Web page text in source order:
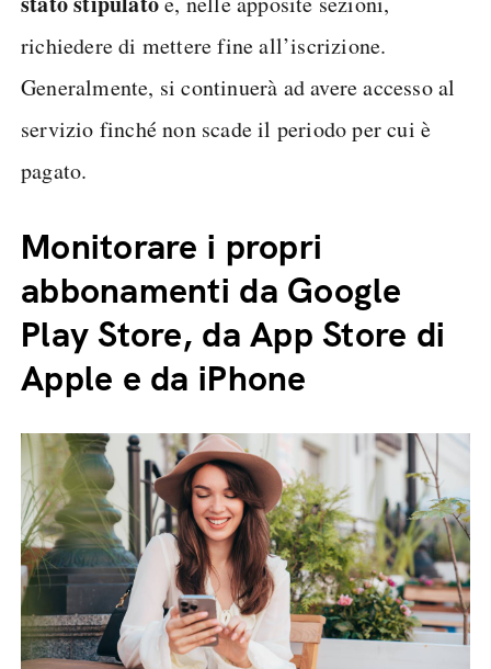
richiedere di mettere fine all’iscrizione.
Generalmente, si continuerà ad avere accesso al
servizio finché non scade il periodo per cui è
pagato.
Monitorare i propri
abbonamenti da Google
Play Store, da App Store di
Apple e da iPhone